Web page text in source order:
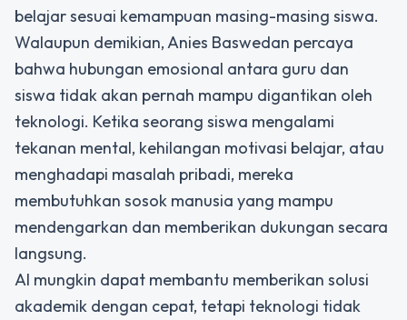
belajar sesuai kemampuan masing-masing siswa.
Walaupun demikian, Anies Baswedan percaya
bahwa hubungan emosional antara guru dan
siswa tidak akan pernah mampu digantikan oleh
teknologi. Ketika seorang siswa mengalami
tekanan mental, kehilangan motivasi belajar, atau
menghadapi masalah pribadi, mereka
membutuhkan sosok manusia yang mampu
mendengarkan dan memberikan dukungan secara
langsung.
AI mungkin dapat membantu memberikan solusi
akademik dengan cepat, tetapi teknologi tidak